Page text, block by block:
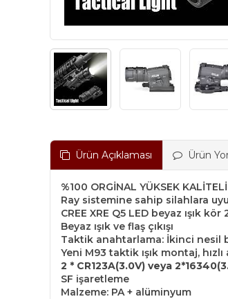
Ürün Açıklaması Ürün
%100 ORGİNAL YÜKSEK
Ray sistemine sahip silahlara
CREE XRE Q5 LED beyaz ışık
Beyaz ışık ve flaş çıkışı
Taktik anahtarlama: İkinci nesil
Yeni M93 taktik ışık montaj,
2 * CR123A(3.0V) veya
SF işaretleme
Malzeme: PA + alüminyum